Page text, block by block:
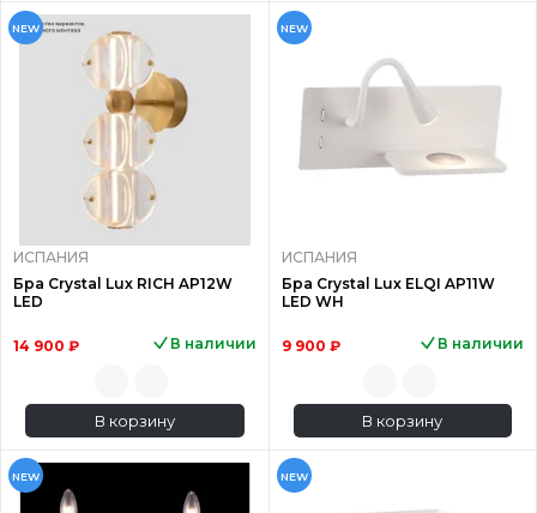
NEW
ИСПАНИЯ
Бра Crystal Lux RICH AP12W
LED
14 900 ₽ В наличии
В корзину
NEW
ИСПАНИЯ
Бра Crystal Lux ELQI AP11W
LED WH
9 900 ₽ В наличии
В корзину
NEW NEW